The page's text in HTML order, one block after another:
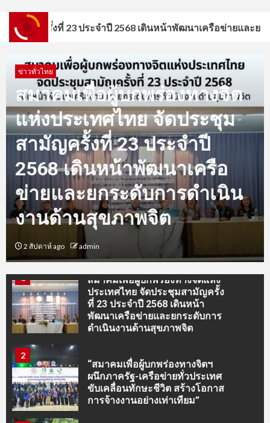
ระจำปี 2568 เดินหน้าพัฒนาเครือข่ายและยกระดับการดำเนิน
ข่าวทั่วไทย
สมาคมเพื่อผู้บกพร่องทางจิต
แห่งประเทศไทย จัดประชุม
สามัญครั้งที่ 23 ประจำปี
2568 เดินหน้าพัฒนาเครือ
ข่ายและยกระดับการดำเนิน
งานด้านสุขภาพจิต
2 สัปดาห์ ago admin
3
ประเทศไทยเปิดร้าน! AMIT Cafe
ต้นแบบคาเฟ่แห่งโอกาส สร้าง
อาชีพ สร้างคุณค่า สร้างสังคม
4
” วปอ.บอ.3 ผนึกกำลังขับเคลื่อน
Project The TEN พาชาวนา
บางปะอินศึกษาดูงาน “เจียไต๋” ยก
ระดับสู่ชาวนามืออาชีพ”
5
แม่ฮ่องสอน-เปิดงาน “Together
as One Family” รวมพลังเครือ
ข่าย 17 จังหวัดภาคเหนือ สร้าง
โอกาสและคุณภาพชีวิตคนพิการ
ทางจิตอย่างยั่งยืน
1
สมาคมเพื่อผู้บกพร่องทางจิตแห่ง
ประเทศไทย จัดประชุมสามัญครั้ง
ที่ 23 ประจำปี 2568 เดินหน้า
พัฒนาเครือข่ายและยกระดับการ
ดำเนินงานด้านสุขภาพจิต
2
“สมาคมเพื่อผู้บกพร่องทางจิตฯ
ผนึกภาครัฐ-เครือข่ายทั่วประเทศ
ขับเคลื่อนทักษะชีวิต สร้างโอกาส
การจ้างงานอย่างเท่าเทียม”